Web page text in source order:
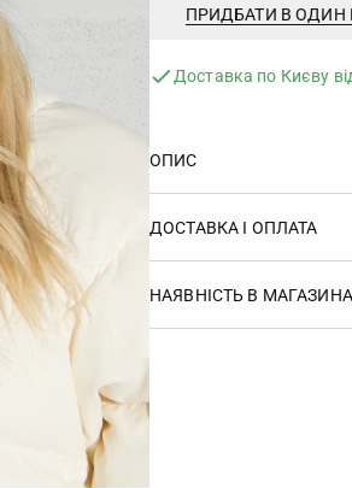
ПРИДБАТИ В ОДИН
Доставка по Києву
ОПИС
ДОСТАВКА І ОПЛАТА
НАЯВНІСТЬ В